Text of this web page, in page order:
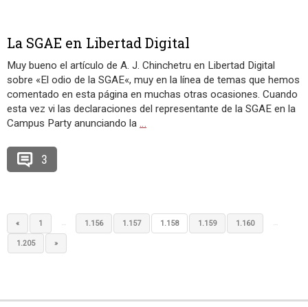
La SGAE en Libertad Digital
Muy bueno el artículo de A. J. Chinchetru en Libertad Digital
sobre «El odio de la SGAE«, muy en la línea de temas que hemos
comentado en esta página en muchas otras ocasiones. Cuando
esta vez vi las declaraciones del representante de la SGAE en la
Campus Party anunciando la …
3
« 1 … 1.156 1.157 1.158 1.159 1.160 …
1.205 »